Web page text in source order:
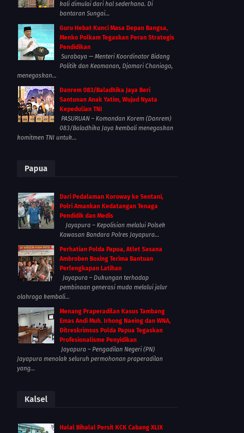
kali dimulai dari hal sederhana. Di
bantaran Sungai...
Guru Hebat Kunci Masa Depan Bangsa,
Menko Polkam Tegaskan Peran Strategis
Pendidikan
Surabaya — Menteri Koordinator Bidang
Politik dan Keamanan, Djamari Chaniago,
menegaskan...
Danrem 083/Baladhika Jaya Beri
Santunan Anak Yatim, Wujud Nyata
Kepedulian TNI
PASURUAN – Komandan Korem (Danrem)
083/Baladhika Jaya kembali menegaskan
komitmen TNI untuk...
Papua
Dari Pedalaman Koroway ke Sentani,
Polri Amankan Kedatangan Tenaga
Pendidik dan Medis
Jayapura – Kepolisian melalui Polsek
Kawasan Bandara Polres Jayapura...
Perhatian Polda Papua, Atlet Sasana
Ambroben Boxing Terima Bantuan
Perlengkapan Latihan
Jayapura – Dukungan terhadap
pembinaan generasi muda melalui jalur
olahraga kembali...
Menang Praperadilan Kasus Tambang
Emas Andi Muh. Irhong Naeing dan WNA,
Ditreskrimsus Polda Papua Tegaskan
Profesionalisme Penyidikan
Jayapura – Pengadilan Negeri (PN)
Jayapura menolak seluruh permohonan praperadilan
yang...
Kalsel
Halal Bihalal Persit KCK Cabang XLIX